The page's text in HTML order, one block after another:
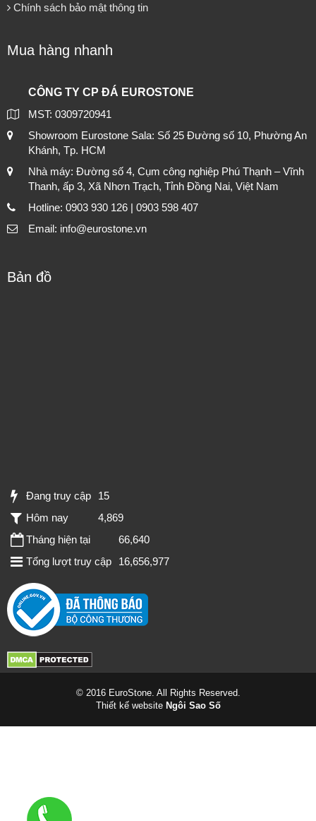
Chính sách bảo mật thông tin
Mua hàng nhanh
CÔNG TY CP ĐÁ EUROSTONE
MST: 0309720941
Showroom Eurostone Sala: Số 25 Đường số 10, Phường An
Khánh, Tp. HCM
Nhà máy: Đường số 4, Cụm công nghiệp Phú Thạnh – Vĩnh
Thanh, ấp 3, Xã Nhơn Trạch, Tỉnh Đồng Nai, Việt Nam
Hotline: 0903 930 126 | 0903 598 407
Email: info@eurostone.vn
Bản đồ
Đang truy cập
15
Hôm nay
4,869
Tháng hiện tại
66,640
Tổng lượt truy cập
16,656,977
© 2016 EuroStone. All Rights Reserved.
Thiết kế website Ngôi Sao Số